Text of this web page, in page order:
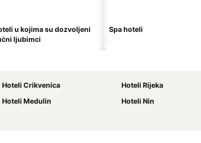
u kojima su dozvoljeni
ljubimci
Spa hoteli
Hoteli Crikvenica
Hoteli Rijeka
Hoteli Medulin
Hoteli Nin